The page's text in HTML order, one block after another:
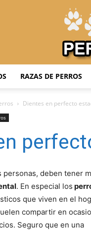
RAZAS DE PERROS
Dientes en perfecto
personas, deben tener
. En especial los
que viven en el
compartir en
Seguro que en una